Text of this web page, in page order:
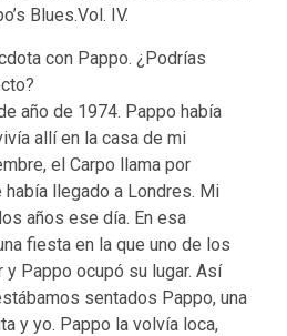
Blues.Vol. IV.
con Pappo. ¿Podrías
año de 1974. Pappo había
allí en la casa de mi
el Carpo llama por
llegado a Londres. Mi
años ese día. En esa
fiesta en la que uno de los
Pappo ocupó su lugar. Así
sentados Pappo, una
y yo. Pappo la volvía loca,